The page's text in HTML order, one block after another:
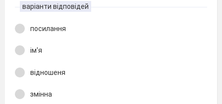
варіанти відповідей
посилання
ім'я
відношеня
змінна